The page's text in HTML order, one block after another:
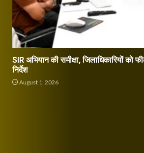
SIR अभियान की समीक्षा, जिलाधिकारियों को
निर्देश
August 1, 2026